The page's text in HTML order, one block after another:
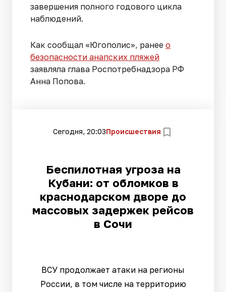
завершения полного годового цикла
наблюдений.
Как сообщал «Югополис», ранее о
безопасности анапских пляжей
заявляла глава Роспотребнадзора РФ
Анна Попова.
Сегодня, 20:03Происшествия
Беспилотная угроза на
Кубани: от обломков в
краснодарском дворе до
массовых задержек рейсов
в Сочи
ВСУ продолжает атаки на регионы
России, в том числе на территорию